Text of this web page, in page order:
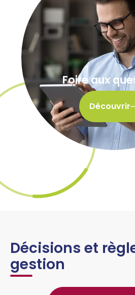
Foire aux
Découvrir
Décisions et
gestion